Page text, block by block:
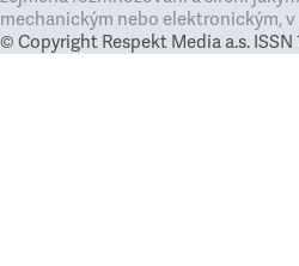
mechanickým nebo elektronickým,
© Copyright Respekt Media a.s. ISSN